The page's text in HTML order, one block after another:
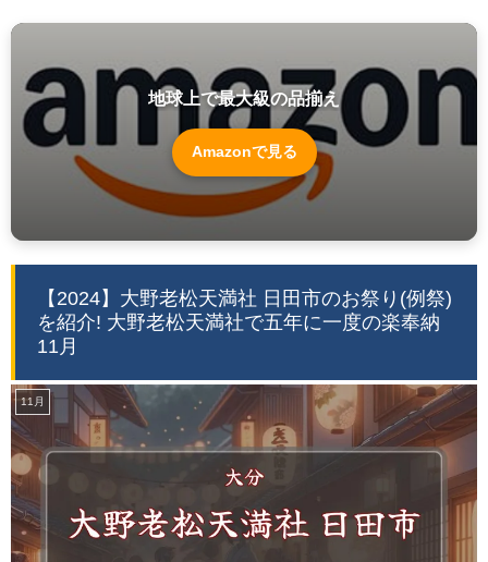
地球上で最大級の品揃え
Amazonで見る
【2024】大野老松天満社 日田市のお祭り(例祭)
を紹介! 大野老松天満社で五年に一度の楽奉納
11月
11月